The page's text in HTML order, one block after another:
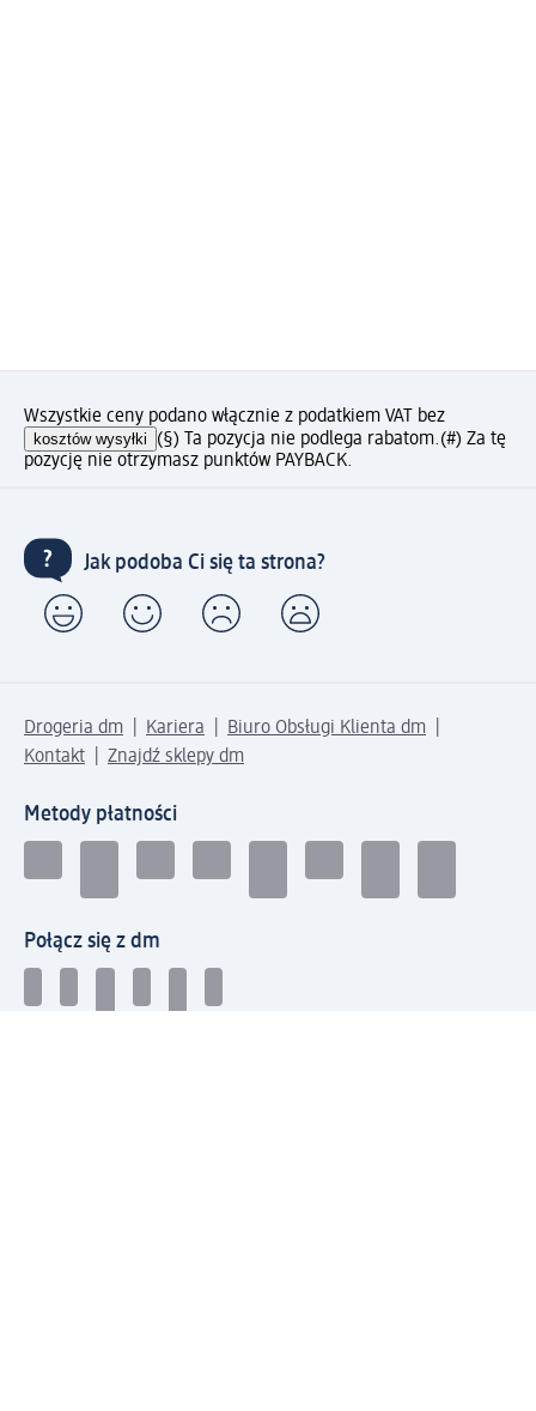
Wszystkie ceny podano włącznie z podatkiem VAT bez
kosztów wysyłki (§) Ta pozycja nie podlega rabatom.(#) Za tę
pozycję nie otrzymasz punktów PAYBACK.
Jak podoba Ci się ta strona?
Drogeria dm Kariera
Biuro Obsługi Klienta dm
Kontakt
Znajdź sklepy dm
Metody płatności
Połącz się z dm